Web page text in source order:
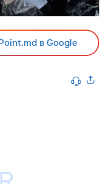
в Google